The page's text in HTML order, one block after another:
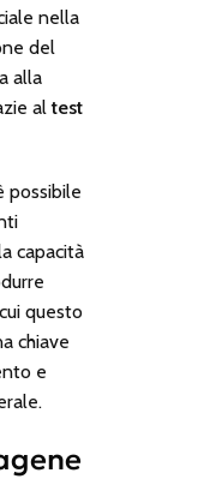
nella
del
alla
altest
possibile
capacità
questo
chiave
e